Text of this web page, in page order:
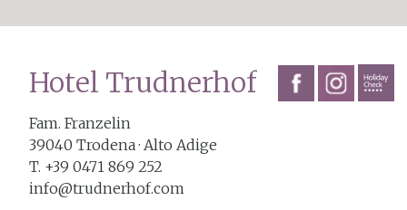
Hotel Trudnerhof
Fam. Franzelin
39040 Trodena· Alto Adige
T. +39 0471 869 252
info@trudnerhof.com